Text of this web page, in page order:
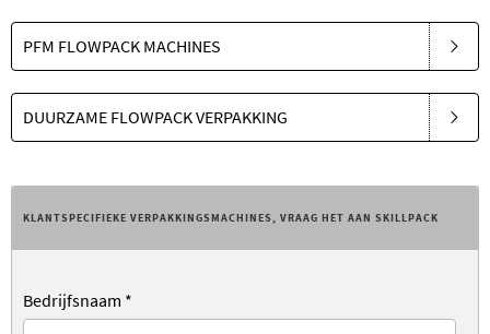
PFM FLOWPACK MACHINES
DUURZAME FLOWPACK VERPAKKING
KLANTSPECIFIEKE VERPAKKINGSMACHINES, VRAAG HET AAN SKILLPACK
Bedrijfsnaam *